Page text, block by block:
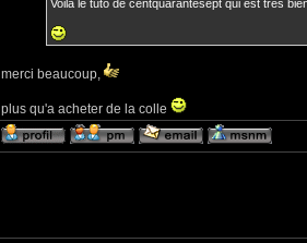
Voila le tuto de centquarantesept qui est très
merci beaucoup,
plus qu'a acheter de la colle